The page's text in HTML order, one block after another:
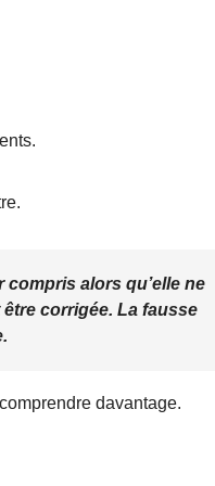
alors qu’elle ne
corrigée. La fausse
davantage.